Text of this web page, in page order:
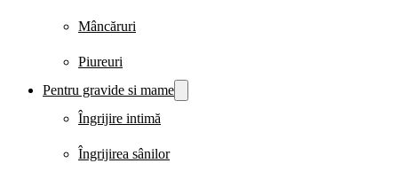
Mâncăruri
Piureuri
Pentru gravide si mame
Îngrijire intimă
Îngrijirea sânilor